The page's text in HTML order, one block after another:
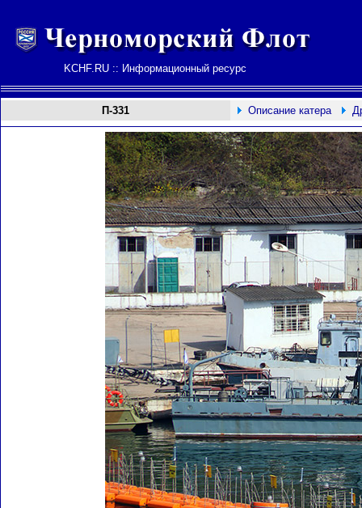
KCHF.RU :: Информационный ресурс
П-331 Описание катера